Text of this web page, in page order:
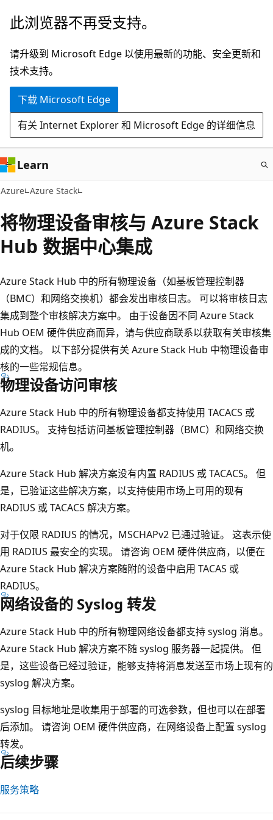
跳
主
要
内
此浏览器不再受支持。
请升级到 Microsoft Edge 以使用最新的功能、安全更新和
技术支持。
下载 Microsoft Edge
有关 Internet Explorer 和 Microsoft Edge 的详细信息
Learn
Azure Azure Stack
将物理设备审核与 Azure Stack
Hub 数据中心集成
Azure Stack Hub 中的所有物理设备（如基板管理控制器
（BMC）和网络交换机）都会发出审核日志。 可以将审核日志
集成到整个审核解决方案中。 由于设备因不同 Azure Stack
Hub OEM 硬件供应商而异，请与供应商联系以获取有关审核集
成的文档。 以下部分提供有关 Azure Stack Hub 中物理设备审
核的一些常规信息。
物理设备访问审核
Azure Stack Hub 中的所有物理设备都支持使用 TACACS 或
RADIUS。 支持包括访问基板管理控制器（BMC）和网络交换
机。
Azure Stack Hub 解决方案没有内置 RADIUS 或 TACACS。 但
是，已验证这些解决方案，以支持使用市场上可用的现有
RADIUS 或 TACACS 解决方案。
对于仅限 RADIUS 的情况，MSCHAPv2 已通过验证。 这表示使
用 RADIUS 最安全的实现。 请咨询 OEM 硬件供应商，以便在
Azure Stack Hub 解决方案随附的设备中启用 TACAS 或
RADIUS。
网络设备的 Syslog 转发
Azure Stack Hub 中的所有物理网络设备都支持 syslog 消息。
Azure Stack Hub 解决方案不随 syslog 服务器一起提供。 但
是，这些设备已经过验证，能够支持将消息发送至市场上现有的
syslog 解决方案。
syslog 目标地址是收集用于部署的可选参数，但也可以在部署
后添加。 请咨询 OEM 硬件供应商，在网络设备上配置 syslog
转发。
后续步骤
服务策略